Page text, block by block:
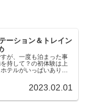
ーション＆トレイン
が、一度も泊まった事
持して？の初体験は上
テルがいっぱいありま
！地図を見たらすぐ景
つでした。2023.02.01